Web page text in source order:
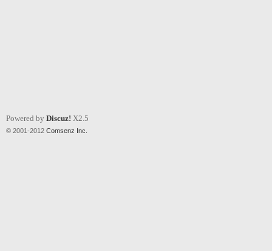
Powered by Discuz! X2.5
© 2001-2012 Comsenz Inc.